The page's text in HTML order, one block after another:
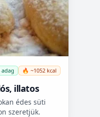
🔥 ~1052 kcal
illatos
édes süti
szeretjük.